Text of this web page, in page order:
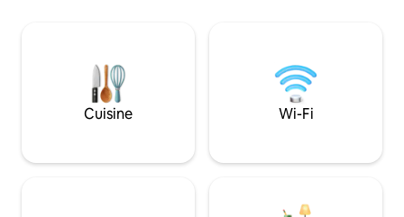
Cuisine Wi-Fi